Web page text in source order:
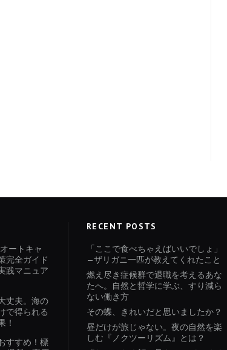
ートキャ
完全ガイド
践マニュア
丈夫。海の
で得られる
！
すすめ！標
RECENT POSTS
「ここで食べちゃえばいいでしょ」
—ザリガニ一匹が教えてくれたこと
燃え尽き症候群で退職を考えるあな
たへ。自然と哲学に学ぶ、すり減ら
ない働き方
その蝶、きれいだと思いましたか？
昼だけが旅じゃない。夜の自然を楽
しむ『ノクツーリズム』とは？